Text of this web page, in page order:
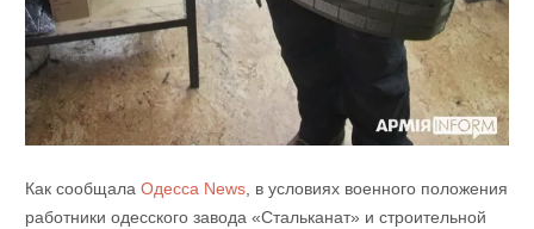
Как сообщала Одесса News, в условиях военного положения
работники одесского завода «Стальканат» и строительной